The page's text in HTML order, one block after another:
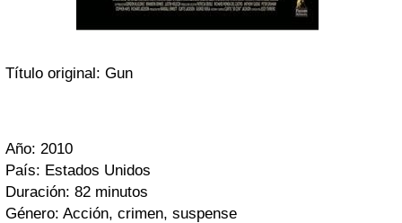
Título original: Gun
Año: 2010
País: Estados Unidos
Duración: 82 minutos
Género: Acción, crimen, suspense